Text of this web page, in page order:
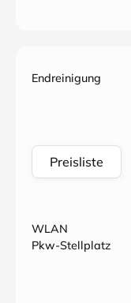
Endreinigung
Preisliste
WLAN
Pkw-Stellplatz